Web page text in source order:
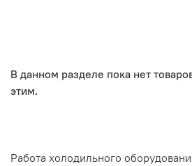
В данном разделе пока нет
этим.
Работа холодильного